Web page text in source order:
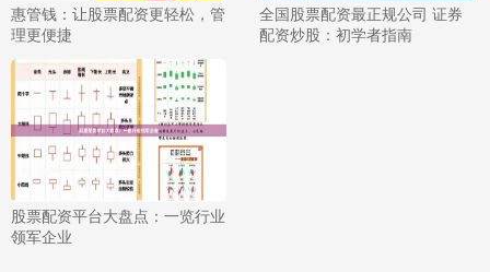
惠管钱：让股票配资更轻松，管
理更便捷
全国股票配资最正规公司 证券
配资炒股：初学者指南
股票配资平台大盘点：一览行业
领军企业